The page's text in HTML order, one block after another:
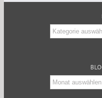
Blog
Blog
Archiv